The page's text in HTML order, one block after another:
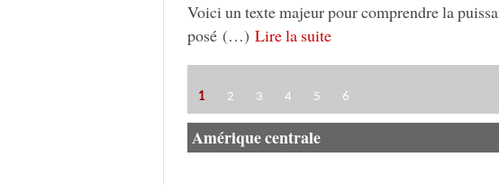
Voici un texte majeur pour comprendre la
posé (…) Lire la suite
1 2 3 4 5 6
Amérique centrale